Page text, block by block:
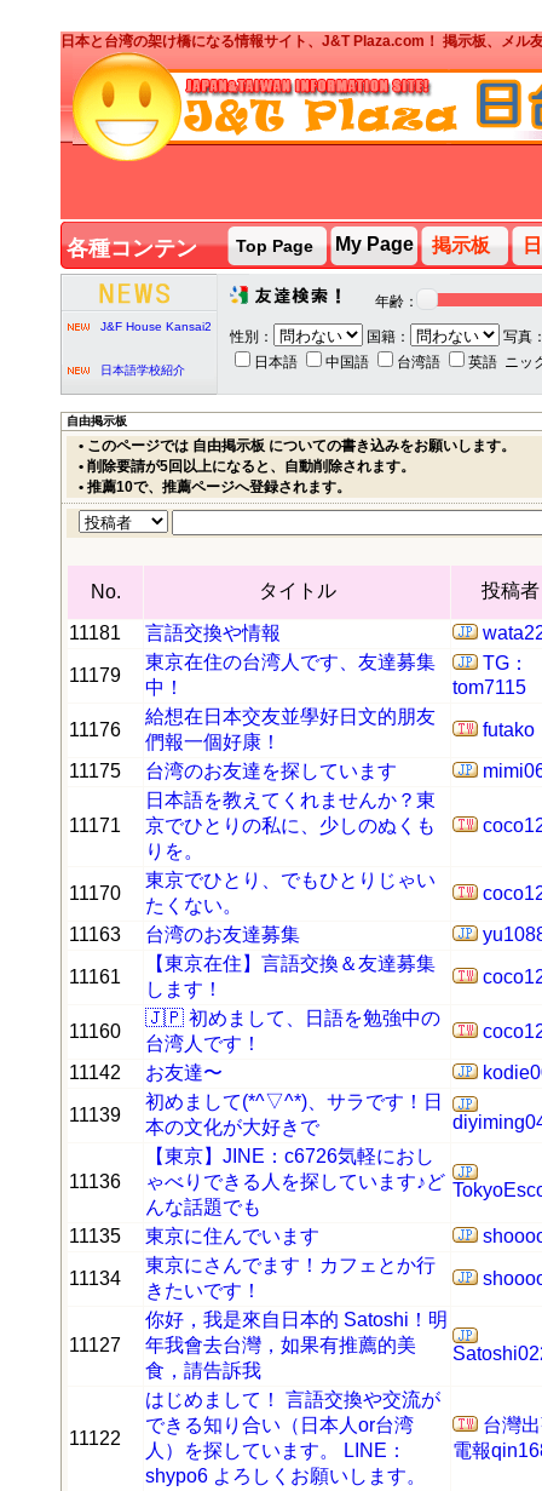
日本と台湾の架け橋になる情報サイト、J&T Plaza.com！ 掲示板、メル
各種コンテン
ツ
Top Page My Page 掲示板
2020/2/7
J&F House Kansai2
日本語学校紹介
J&T PARTY台湾人ボ
ランティア募集
J&T PARTY
年齢：
性別： 国籍：
写真
日本語
中国語 台湾語 英語 ニッ
自由掲示板
• このページでは 自由掲示板 についての書き込みをお願いします。
• 削除要請が5回以上になると、自動削除されます。
• 推薦10で、推薦ページへ登録されます。
No. タイトル 投稿者
11181 言語交換や情報
11179
東京在住の台湾人です、友達募集
中！
TG：
tom7115
11176
給想在日本交友並學好日文的朋友
們報一個好康！
futako
11175
台湾のお友達を探しています
11171
日本語を教えてくれませんか？東
京でひとりの私に、少しのぬくも
りを。
11170
東京でひとり、でもひとりじゃい
たくない。
11163
台湾のお友達募集
11161
【東京在住】言語交換＆友達募集
します！
11160
🇯🇵 初めまして、日語を勉強中の
台湾人です！
11142
お友達〜
11139
初めまして(*^▽^*)、サラです！日
本の文化が大好きで
11136
【東京】JINE：c6726気軽におし
ゃべりできる人を探しています♪ど
んな話題でも
11135 東京に住んでいます
11134
東京にさんでます！カフェとか行
きたいです！
11127
你好，我是來自日本的 Satoshi！明
年我會去台灣，如果有推薦的美
食，請告訴我
11122
はじめまして！ 言語交換や交流が
できる知り合い（日本人or台湾
人）を探しています。 LINE：
shypo6 よろしくお願いします。
台灣
電報